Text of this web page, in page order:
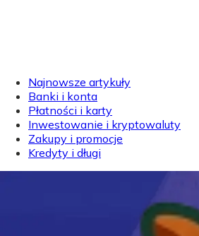
Najnowsze artykuły
Banki i konta
Płatności i karty
Inwestowanie i kryptowaluty
Zakupy i promocje
Kredyty i długi